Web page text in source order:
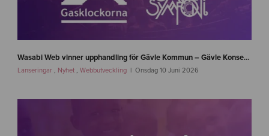
e
w
g
Wasabi Web vinner upphandling för Gävle Kommun – Gävle Konserthus, Gävle Symfoniorkester och Gasklockorna Gävle
Lanseringar , Nyhet , Webbutveckling Onsdag 10 Juni 2026